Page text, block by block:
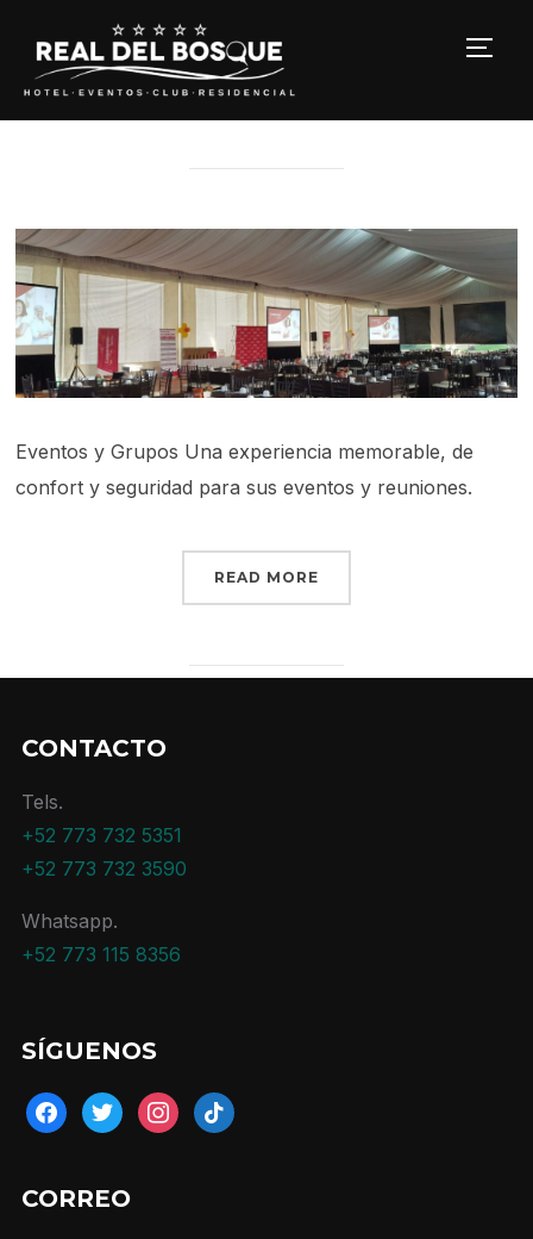
Eventos y Grupos Una experiencia memorable, de
confort y seguridad para sus eventos y reuniones.
READ MORE
CONTACTO
Tels.
+52 773 732 5351
+52 773 732 3590
Whatsapp.
+52 773 115 8356
SÍGUENOS
facebook
twitter instagram
tiktok
CORREO